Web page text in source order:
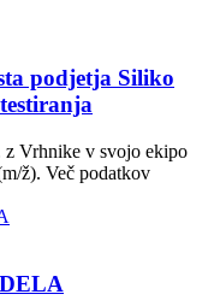
podjetja Siliko
z Vrhnike v svojo ekipo
ž). Več podatkov